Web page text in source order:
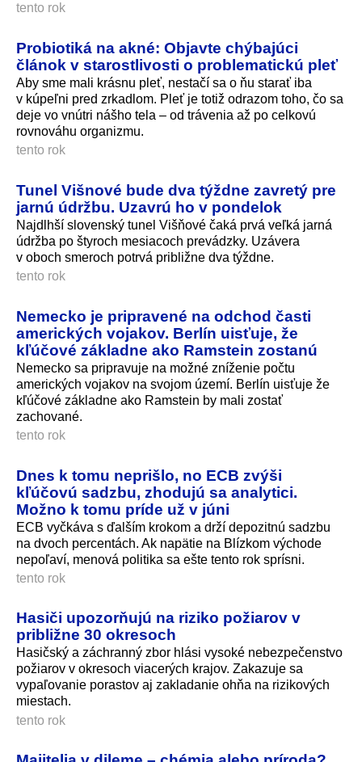
tento rok
Probiotiká na akné: Objavte chýbajúci
článok v starostlivosti o problematickú pleť
Aby sme mali krásnu pleť, nestačí sa o ňu starať iba
v kúpeľni pred zrkadlom. Pleť je totiž odrazom toho, čo sa
deje vo vnútri nášho tela – od trávenia až po celkovú
rovnováhu organizmu.
tento rok
Tunel Višnové bude dva týždne zavretý pre
jarnú údržbu. Uzavrú ho v pondelok
Najdlhší slovenský tunel Višňové čaká prvá veľká jarná
údržba po štyroch mesiacoch prevádzky. Uzávera
v oboch smeroch potrvá približne dva týždne.
tento rok
Nemecko je pripravené na odchod časti
amerických vojakov. Berlín uisťuje, že
kľúčové základne ako Ramstein zostanú
Nemecko sa pripravuje na možné zníženie počtu
amerických vojakov na svojom území. Berlín uisťuje že
kľúčové základne ako Ramstein by mali zostať
zachované.
tento rok
Dnes k tomu neprišlo, no ECB zvýši
kľúčovú sadzbu, zhodujú sa analytici.
Možno k tomu príde už v júni
ECB vyčkáva s ďalším krokom a drží depozitnú sadzbu
na dvoch percentách. Ak napätie na Blízkom východe
nepoľaví, menová politika sa ešte tento rok sprísni.
tento rok
Hasiči upozorňujú na riziko požiarov v
približne 30 okresoch
Hasičský a záchranný zbor hlási vysoké nebezpečenstvo
požiarov v okresoch viacerých krajov. Zakazuje sa
vypaľovanie porastov aj zakladanie ohňa na rizikových
miestach.
tento rok